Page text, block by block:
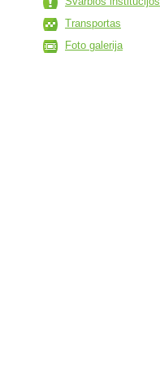
Transportas
Foto galerija